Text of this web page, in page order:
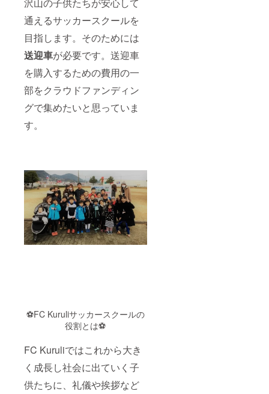
沢山の子供たちが安心して
通えるサッカースクールを
目指します。そのためには
送迎車が必要です。送迎車
を購入するための費用の一
部をクラウドファンディン
グで集めたいと思っていま
す。
⚽FC Kuruliサッカースクールの
役割とは⚽
FC Kuruliではこれから大き
く成長し社会に出ていく子
供たちに、礼儀や挨拶など